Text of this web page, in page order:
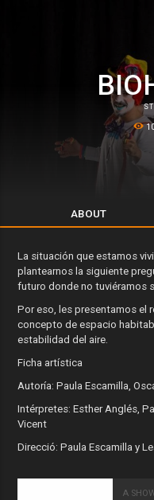
ABOUT
La situación que estamos
plantearnos la siguiente
futuro donde no tuviéramos
Por eso, les presentamos el
concepto de espacio
estabilidad del aire.
Ficha artística
Autoría: Paula Escamilla,
Intérpretes: Esther Anglés,
Vicent
Direcció: Paula Escamilla y
A